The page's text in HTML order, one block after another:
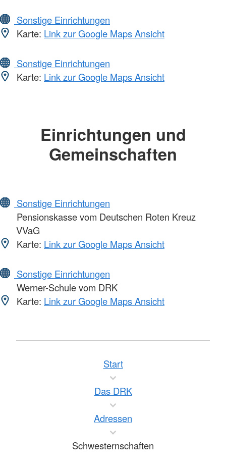
Sonstige Einrichtungen
Karte: Link zur Google Maps Ansicht
Sonstige Einrichtungen
Karte: Link zur Google Maps Ansicht
Einrichtungen und
Gemeinschaften
Sonstige Einrichtungen
Pensionskasse vom Deutschen Roten Kreuz
VVaG
Karte: Link zur Google Maps Ansicht
Sonstige Einrichtungen
Werner-Schule vom DRK
Karte: Link zur Google Maps Ansicht
Start
Das DRK
Adressen
Schwesternschaften